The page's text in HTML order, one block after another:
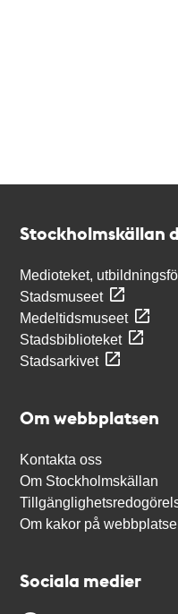
Stockholmskällan
Medioteket,
Stadsmuseet
Medeltidsmuseet
Stadsbiblioteket
Stadsarkivet
Om webbplatsen
Kontakta oss
Om Stockholmskällan
Om kakor på
Sociala medier